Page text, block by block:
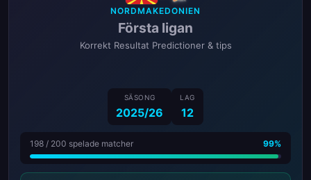
NORDMAKEDONIEN
Första ligan
Korrekt Resultat Predictioner & tips
SÄSONG
2025/26
LAG
12
198 / 200 spelade matcher 99%